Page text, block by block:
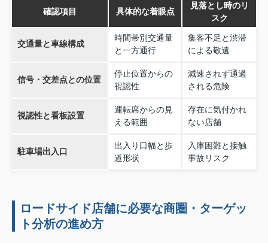
確認項目 具体的な着眼点
見落とし時のリ
スク
交通量と車線構成
時間帯別交通量
と一方通行
集客不足と渋滞
による敬遠
信号・交差点との位置
停止位置からの
視認性
減速されず通過
される危険
視認性と看板設置
運転席からの見
える範囲
存在に気付かれ
ない店舗
駐車場出入口
出入り口幅と歩
道形状
入庫困難と接触
事故リスク
ロードサイド店舗に必要な商圏・ターゲッ
ト分析の進め方